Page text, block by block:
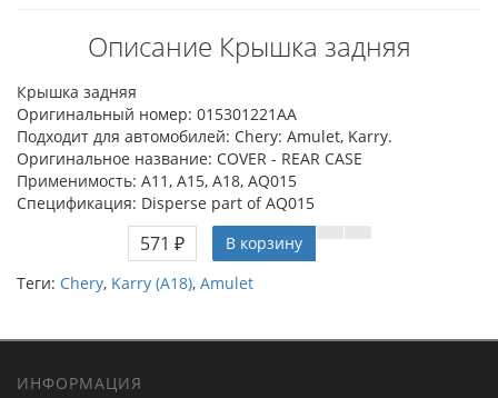
Описание Крышка задняя
Крышка задняя
Оригинальный номер: 015301221AA
Подходит для автомобилей: Chery: Amulet, Karry.
Оригинальное название: COVER - REAR CASE
Применимость: A11, A15, A18, AQ015
Спецификация: Disperse part of AQ015
571 ₽
В корзину
Теги: Chery, Karry (A18), Amulet
ИНФОРМАЦИЯ